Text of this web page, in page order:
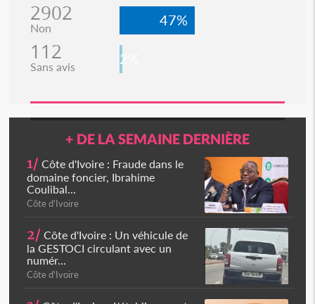
2902
Non 47%
112
Sans avis 2%
+ DE LA SEMAINE DERNIÈRE
1/ Côte d'Ivoire : Fraude dans le
domaine foncier, Ibrahime
Coulibal...
Côte d'Ivoire
2/ Côte d'Ivoire : Un véhicule de
la GESTOCI circulant avec un
numér...
Côte d'Ivoire